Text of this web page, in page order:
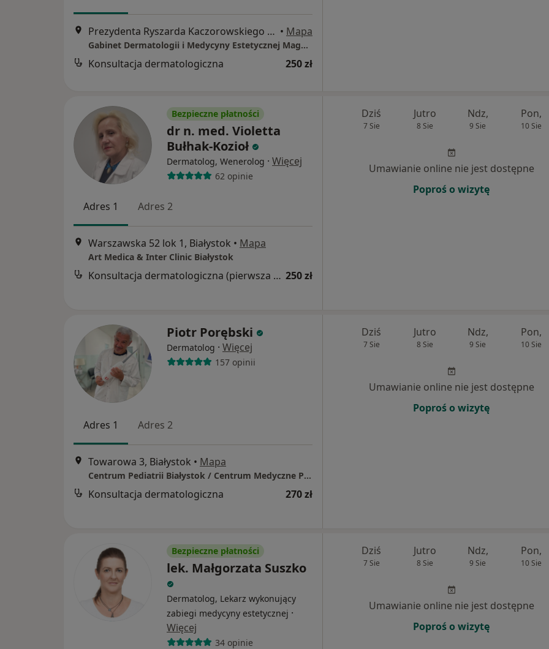
Prezydenta Ryszarda Kaczorowskiego 7/49u, Białystok • Mapa
Gabinet Dermatologii i Medycyny Estetycznej Magda Marek-Safiejko
Konsultacja dermatologiczna 250 zł
Bezpieczne płatności
dr n. med. Violetta
Bułhak-Kozioł
Dermatolog, Wenerolog · Więcej
62 opinie
Adres 1 Adres 2
Warszawska 52 lok 1, Białystok • Mapa
Art Medica & Inter Clinic Białystok
Konsultacja dermatologiczna (pierwsza wizyta) 250 zł
Dziś
7 Sie
Jutro
8 Sie
Ndz,
9 Sie
Pon,
10 Sie
Umawianie online nie jest dostępne
Poproś o wizytę
Piotr Porębski
Dermatolog · Więcej
157 opinii
Adres 1 Adres 2
Towarowa 3, Białystok • Mapa
Centrum Pediatrii Białystok / Centrum Medyczne Pułaskiego
Konsultacja dermatologiczna 270 zł
Dziś
7 Sie
Jutro
8 Sie
Ndz,
9 Sie
Pon,
10 Sie
Umawianie online nie jest dostępne
Poproś o wizytę
Bezpieczne płatności
lek. Małgorzata Suszko
Dermatolog, Lekarz wykonujący
zabiegi medycyny estetycznej ·
Więcej
34 opinie
Dziś
7 Sie
Jutro
8 Sie
Ndz,
9 Sie
Pon,
10 Sie
Umawianie online nie jest dostępne
Poproś o wizytę